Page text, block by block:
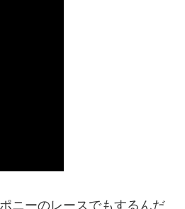
ニーのレースでもするんだ